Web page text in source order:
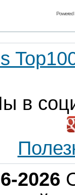
Powered
в
2026